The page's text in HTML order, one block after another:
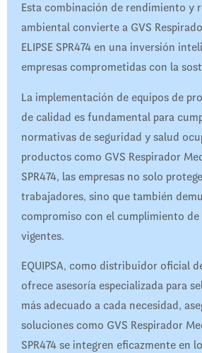
Esta combinación de rendimiento y
ambiental convierte a GVS
ELIPSE SPR474 en una inversión
empresas comprometidas con la
La implementación de equipos de
de calidad es fundamental para
normativas de seguridad y salud
productos como GVS Respirador
SPR474, las empresas no solo
trabajadores, sino que también
compromiso con el cumplimiento de
vigentes.
EQUIPSA, como distribuidor oficial
ofrece asesoría especializada para
más adecuado a cada necesidad,
soluciones como GVS Respirador
SPR474 se integren eficazmente en